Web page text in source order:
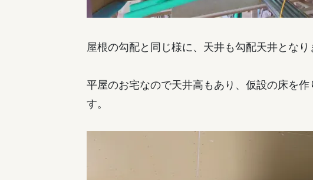
屋根の勾配と同じ様に、天井も勾配天井となり
平屋のお宅なので天井高もあり、仮設の床を
す。